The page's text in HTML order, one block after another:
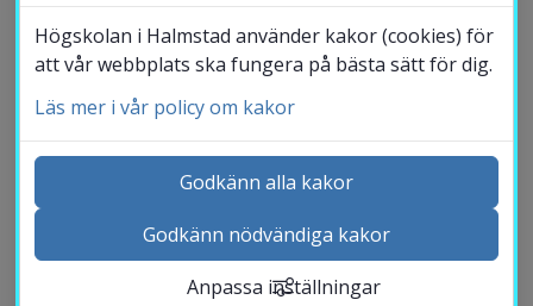
transformation inom hälso- och sjukvården,
men utmanas av fragmenterade tekniska,
organisatoriska, regulatoriska och kliniska
begränsad samverkan mellan sektorer.
För att undersöka dessa utmaningar kommer
Högskolan i Halmstad, Region Halland, Capio Ramsay
Om Högskolan
Bibliotek
Kontakta och besök oss
Högskolan i Halmstad använder kakor (cookies) för
att vår webbplats ska fungera på bästa sätt för dig.
Läs mer i vår policy om kakor
Godkänn alla kakor
Godkänn nödvändiga kakor
Anpassa inställningar